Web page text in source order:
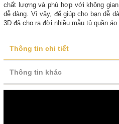
chất lượng và phù hợp với không
dễ dàng. Vì vậy, để giúp cho bạn dễ
3D đã cho ra đời nhiều mẫu tủ quần áo
Thông tin chi tiết
Thông tin khác